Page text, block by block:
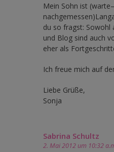
Mein Sohn ist
du so fragst: Sowohl
und Blog sind auch
eher als
Ich freue mich auf
Liebe Grüße,
Sonja
Sabrina Schultz
2. Mai 2012 um 10:32